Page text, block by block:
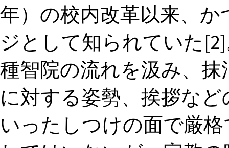
年）の校内改革以来、
ジとして知られていた
種智院の流れを汲み、
に対する姿勢、挨拶な
いったしつけの面で厳